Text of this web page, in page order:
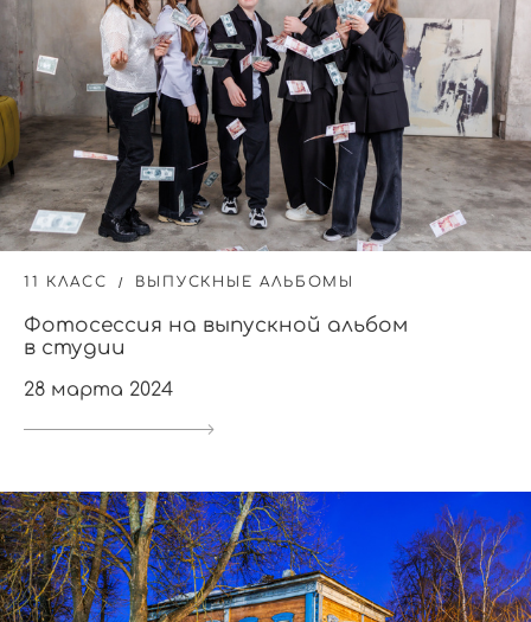
11 КЛАСС ВЫПУСКНЫЕ АЛЬБОМЫ
Фотосессия на выпускной альбом
в студии
28 марта 2024